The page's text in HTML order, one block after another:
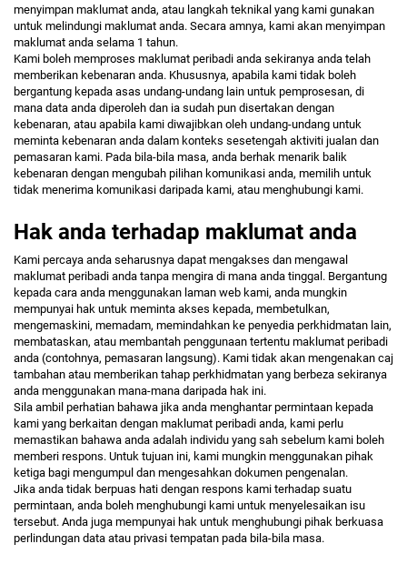
menyimpan maklumat anda, atau langkah teknikal yang kami gunakan
untuk melindungi maklumat anda. Secara amnya, kami akan menyimpan
maklumat anda selama 1 tahun.
Kami boleh memproses maklumat peribadi anda sekiranya anda telah
memberikan kebenaran anda. Khususnya, apabila kami tidak boleh
bergantung kepada asas undang-undang lain untuk pemprosesan, di
mana data anda diperoleh dan ia sudah pun disertakan dengan
kebenaran, atau apabila kami diwajibkan oleh undang-undang untuk
meminta kebenaran anda dalam konteks sesetengah aktiviti jualan dan
pemasaran kami. Pada bila-bila masa, anda berhak menarik balik
kebenaran dengan mengubah pilihan komunikasi anda, memilih untuk
tidak menerima komunikasi daripada kami, atau menghubungi kami.
Hak anda terhadap maklumat anda
Kami percaya anda seharusnya dapat mengakses dan mengawal
maklumat peribadi anda tanpa mengira di mana anda tinggal. Bergantung
kepada cara anda menggunakan laman web kami, anda mungkin
mempunyai hak untuk meminta akses kepada, membetulkan,
mengemaskini, memadam, memindahkan ke penyedia perkhidmatan lain,
membataskan, atau membantah penggunaan tertentu maklumat peribadi
anda (contohnya, pemasaran langsung). Kami tidak akan mengenakan caj
tambahan atau memberikan tahap perkhidmatan yang berbeza sekiranya
anda menggunakan mana-mana daripada hak ini.
Sila ambil perhatian bahawa jika anda menghantar permintaan kepada
kami yang berkaitan dengan maklumat peribadi anda, kami perlu
memastikan bahawa anda adalah individu yang sah sebelum kami boleh
memberi respons. Untuk tujuan ini, kami mungkin menggunakan pihak
ketiga bagi mengumpul dan mengesahkan dokumen pengenalan.
Jika anda tidak berpuas hati dengan respons kami terhadap suatu
permintaan, anda boleh menghubungi kami untuk menyelesaikan isu
tersebut. Anda juga mempunyai hak untuk menghubungi pihak berkuasa
perlindungan data atau privasi tempatan pada bila-bila masa.